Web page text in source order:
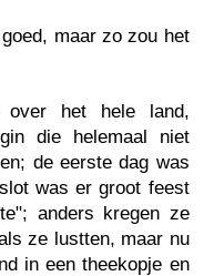
maar zo zou het
over het hele land,
die helemaal niet
de eerste dag was
was er groot feest
anders kregen ze
ze lustten, maar nu
in een theekopje en